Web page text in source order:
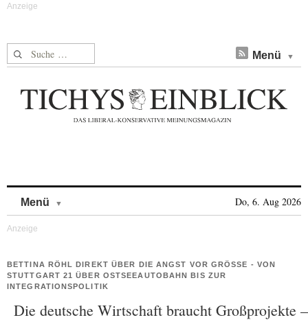
Suche nach: Menü
Menü Do, 6. Aug 2026
BETTINA RÖHL DIREKT ÜBER DIE ANGST VOR GRÖSSE - VON S
TUTTGART 21 ÜBER OSTSEEAUTOBAHN BIS ZUR I
NTEGRATIONSPOLITIK
Die deutsche Wirtschaft braucht Großprojekte –